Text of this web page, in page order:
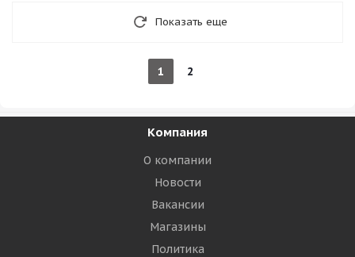
Показать еще
1 2
Компания
О компании
Новости
Вакансии
Магазины
Политика